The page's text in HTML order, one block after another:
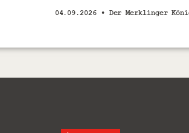
04.09.2026 • Der Merklinger